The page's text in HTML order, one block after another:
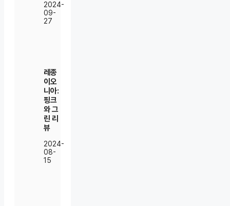
2024-
09-
27
레종
이오
니아:
핑크
와 그
린 리
뷰
2024-
08-
15